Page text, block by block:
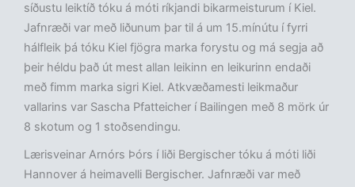
síðustu leiktíð tóku á móti ríkjandi bikarmeisturum í Kiel.
Jafnræði var með liðunum þar til á um 15.mínútu í fyrri
hálfleik þá tóku Kiel fjögra marka forystu og má segja að
þeir héldu það út mest allan leikinn en leikurinn endaði
með fimm marka sigri Kiel. Atkvæðamesti leikmaður
vallarins var Sascha Pfatteicher í Bailingen með 8 mörk úr
8 skotum og 1 stoðsendingu.
Lærisveinar Arnórs Þórs í liði Bergischer tóku á móti liði
Hannover á heimavelli Bergischer. Jafnræði var með